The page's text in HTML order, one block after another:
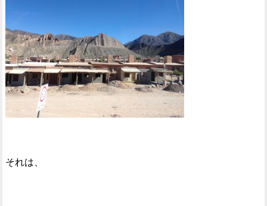
それは、